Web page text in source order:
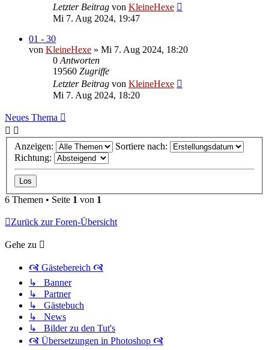
Letzter Beitrag von KleineHexe
Mi 7. Aug 2024, 19:47
01 - 30
von KleineHexe » Mi 7. Aug 2024, 18:20
0 Antworten
19560 Zugriffe
Letzter Beitrag von KleineHexe
Mi 7. Aug 2024, 18:20
Neues Thema
Anzeigen:
Sortiere nach:
Richtung:
6 Themen • Seite 1 von 1
Zurück zur Foren-Übersicht
Gehe zu
🙧 Gästebereich 🙧
↳ Banner
↳ Partner
↳ Gästebuch
↳ News
↳ Bilder zu den Tut's
🙧 Übersetzungen in Photoshop 🙧